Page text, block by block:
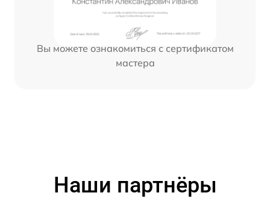
Вы можете ознакомиться с сертификатом
мастера
Наши партнёры